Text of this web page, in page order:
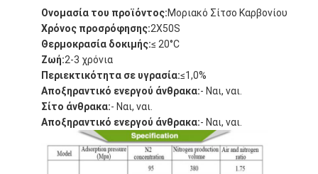
Ονομασία του προϊόντος:Μοριακό Σίτσο Καρβονίου
Χρόνος προσρόφησης:2X50S
Θερμοκρασία δοκιμής:≤ 20°C
Ζωή:2-3 χρόνια
Περιεκτικότητα σε υγρασία:≤1,0%
Αποξηραντικό ενεργού άνθρακα:- Ναι, ναι.
Σίτο άνθρακα:- Ναι, ναι.
Αποξηραντικό ενεργού άνθρακα:- Ναι, ναι.